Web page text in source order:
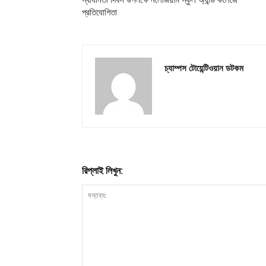
প্রতিযোগিতা
চ্যাম্পস টোয়েন্টিওয়ান ডটকম
রিপ্লাই লিখুন: